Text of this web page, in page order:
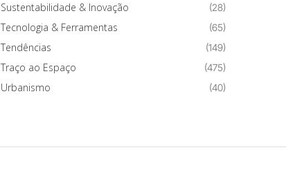
Sustentabilidade & Inovação (28)
Tecnologia & Ferramentas (65)
Tendências (149)
Traço ao Espaço (475)
Urbanismo (40)